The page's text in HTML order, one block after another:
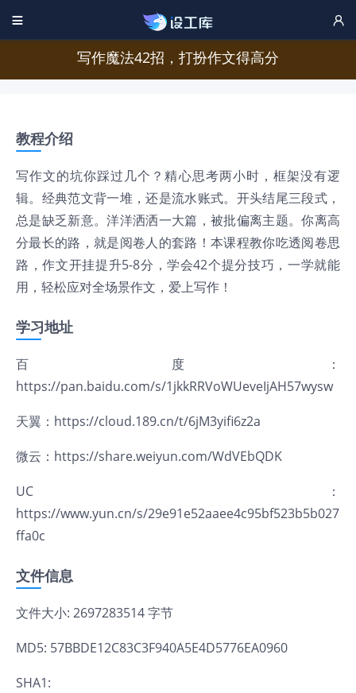
 
写作魔法42招，打扮作文得高分
教程介绍
写作文的坑你踩过几个？精心思考两小时，框架没有逻
辑。经典范文背一堆，还是流水账式。开头结尾三段式，
总是缺乏新意。洋洋洒洒一大篇，被批偏离主题。你离高
分最长的路，就是阅卷人的套路！本课程教你吃透阅卷思
路，作文开挂提升5-8分，学会42个提分技巧，一学就能
用，轻松应对全场景作文，爱上写作！
学习地址
百度：
https://pan.baidu.com/s/1jkkRRVoWUeveIjAH57wysw
天翼： https://cloud.189.cn/t/6jM3yifi6z2a
微云： https://share.weiyun.com/WdVEbQDK
UC：
https://www.yun.cn/s/29e91e52aaee4c95bf523b5b027
ffa0c
文件信息
文件大小: 2697283514 字节
MD5: 57BBDE12C83C3F940A5E4D5776EA0960
SHA1: